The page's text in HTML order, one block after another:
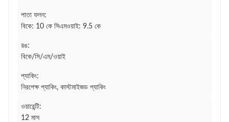
পাতা ফলন:
বিকে: 10 কে সিএমওয়াই: 9.5 কে
রঙ:
বিকে/সি/এম/ওয়াই
প্যাকিং:
নিরপেক্ষ প্যাকিং, কাস্টমাইজড প্যাকিং
ওয়ারেন্টি:
12 মাস